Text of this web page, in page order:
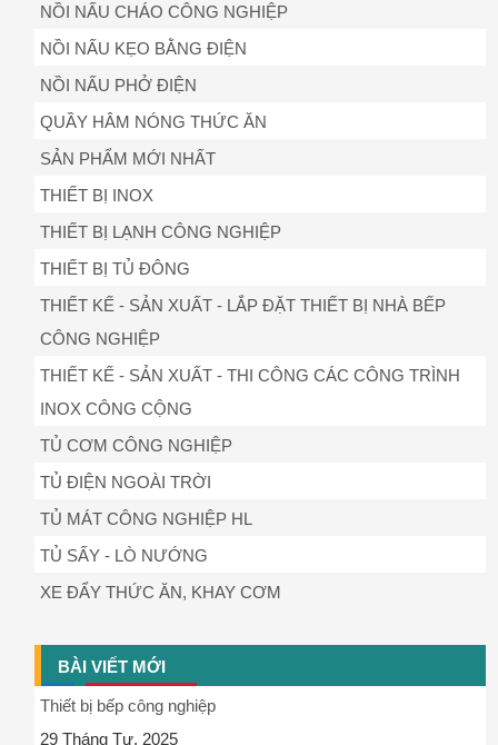
NỒI NẤU CHÁO CÔNG NGHIỆP
NỒI NẤU KẸO BẰNG ĐIỆN
NỒI NẤU PHỞ ĐIỆN
QUẦY HÂM NÓNG THỨC ĂN
SẢN PHẨM MỚI NHẤT
THIẾT BỊ INOX
THIẾT BỊ LẠNH CÔNG NGHIỆP
THIẾT BỊ TỦ ĐÔNG
THIẾT KẾ - SẢN XUẤT - LẮP ĐẶT THIẾT BỊ NHÀ BẾP
CÔNG NGHIỆP
THIẾT KẾ - SẢN XUẤT - THI CÔNG CÁC CÔNG TRÌNH
INOX CÔNG CỘNG
TỦ CƠM CÔNG NGHIỆP
TỦ ĐIỆN NGOÀI TRỜI
TỦ MÁT CÔNG NGHIỆP HL
TỦ SẤY - LÒ NƯỚNG
XE ĐẨY THỨC ĂN, KHAY CƠM
BÀI VIẾT MỚI
Thiết bị bếp công nghiệp
29 Tháng Tư, 2025